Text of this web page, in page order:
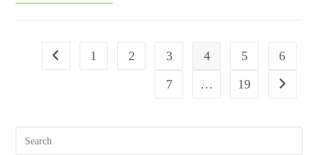
ιώσεων
αναπνευστικού
Go to the previous page
1 2 3 4 5
6
7
… 19 Go to